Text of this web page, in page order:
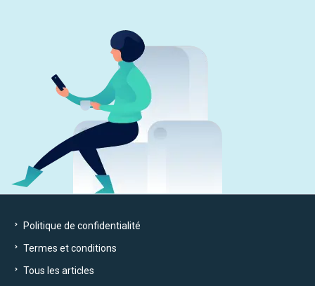
Politique de confidentialité
Termes et conditions
Tous les articles